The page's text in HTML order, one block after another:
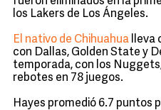
los Lakers de Los Ángeles.
El nativo de Chihuahua lleva
con Dallas, Golden State y
temporada, con los
rebotes en 78 juegos.
Hayes promedió 6.7 puntos